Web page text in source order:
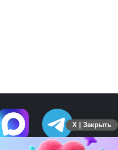
X | Закрыть